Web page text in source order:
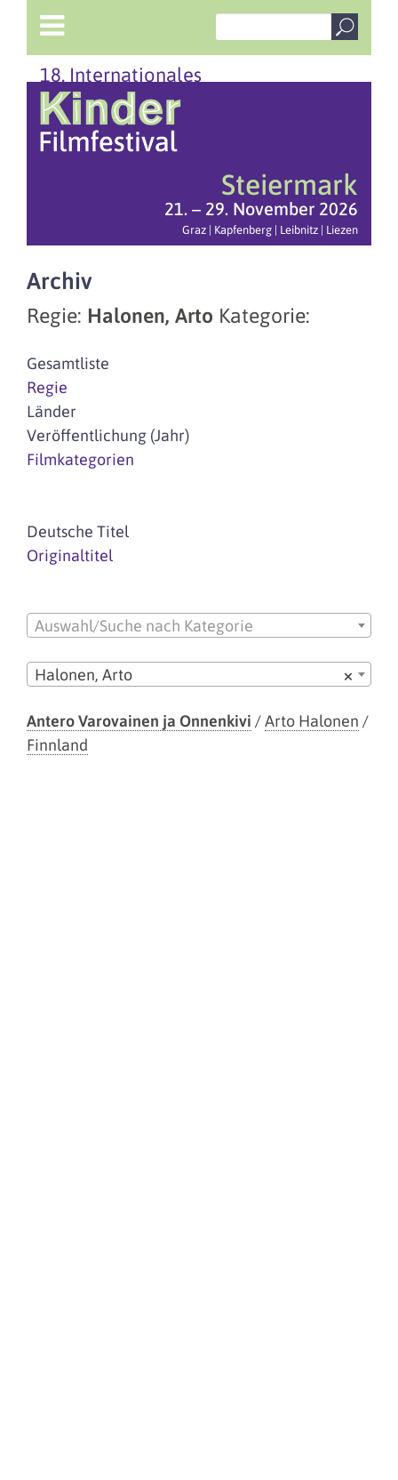
18. Internationales
Steiermark
21. – 29. November 2026
Graz | Kapfenberg | Leibnitz | Liezen
Archiv
Regie: Halonen, Arto Kategorie:
Gesamtliste
Regie
Länder
Veröffentlichung (Jahr)
Filmkategorien
Deutsche Titel
Originaltitel
Auswahl/Suche nach Kategorie
×
Halonen, Arto
Antero Varovainen ja Onnenkivi /Arto Halonen /
Finnland